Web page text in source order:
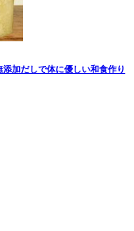
加だしで体に優しい和食作り